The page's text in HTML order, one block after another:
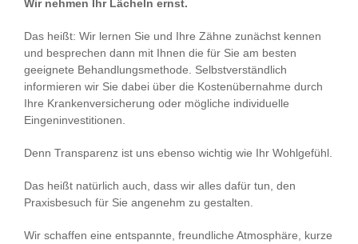
Wir nehmen Ihr Lächeln ernst.
Das heißt: Wir lernen Sie und Ihre Zähne zunächst kennen
und besprechen dann mit Ihnen die für Sie am besten
geeignete Behandlungsmethode. Selbstverständlich
informieren wir Sie dabei über die Kostenübernahme durch
Ihre Krankenversicherung oder mögliche individuelle
Eingeninvestitionen.
Denn Transparenz ist uns ebenso wichtig wie Ihr Wohlgefühl.
Das heißt natürlich auch, dass wir alles dafür tun, den
Praxisbesuch für Sie angenehm zu gestalten.
Wir schaffen eine entspannte, freundliche Atmosphäre, kurze